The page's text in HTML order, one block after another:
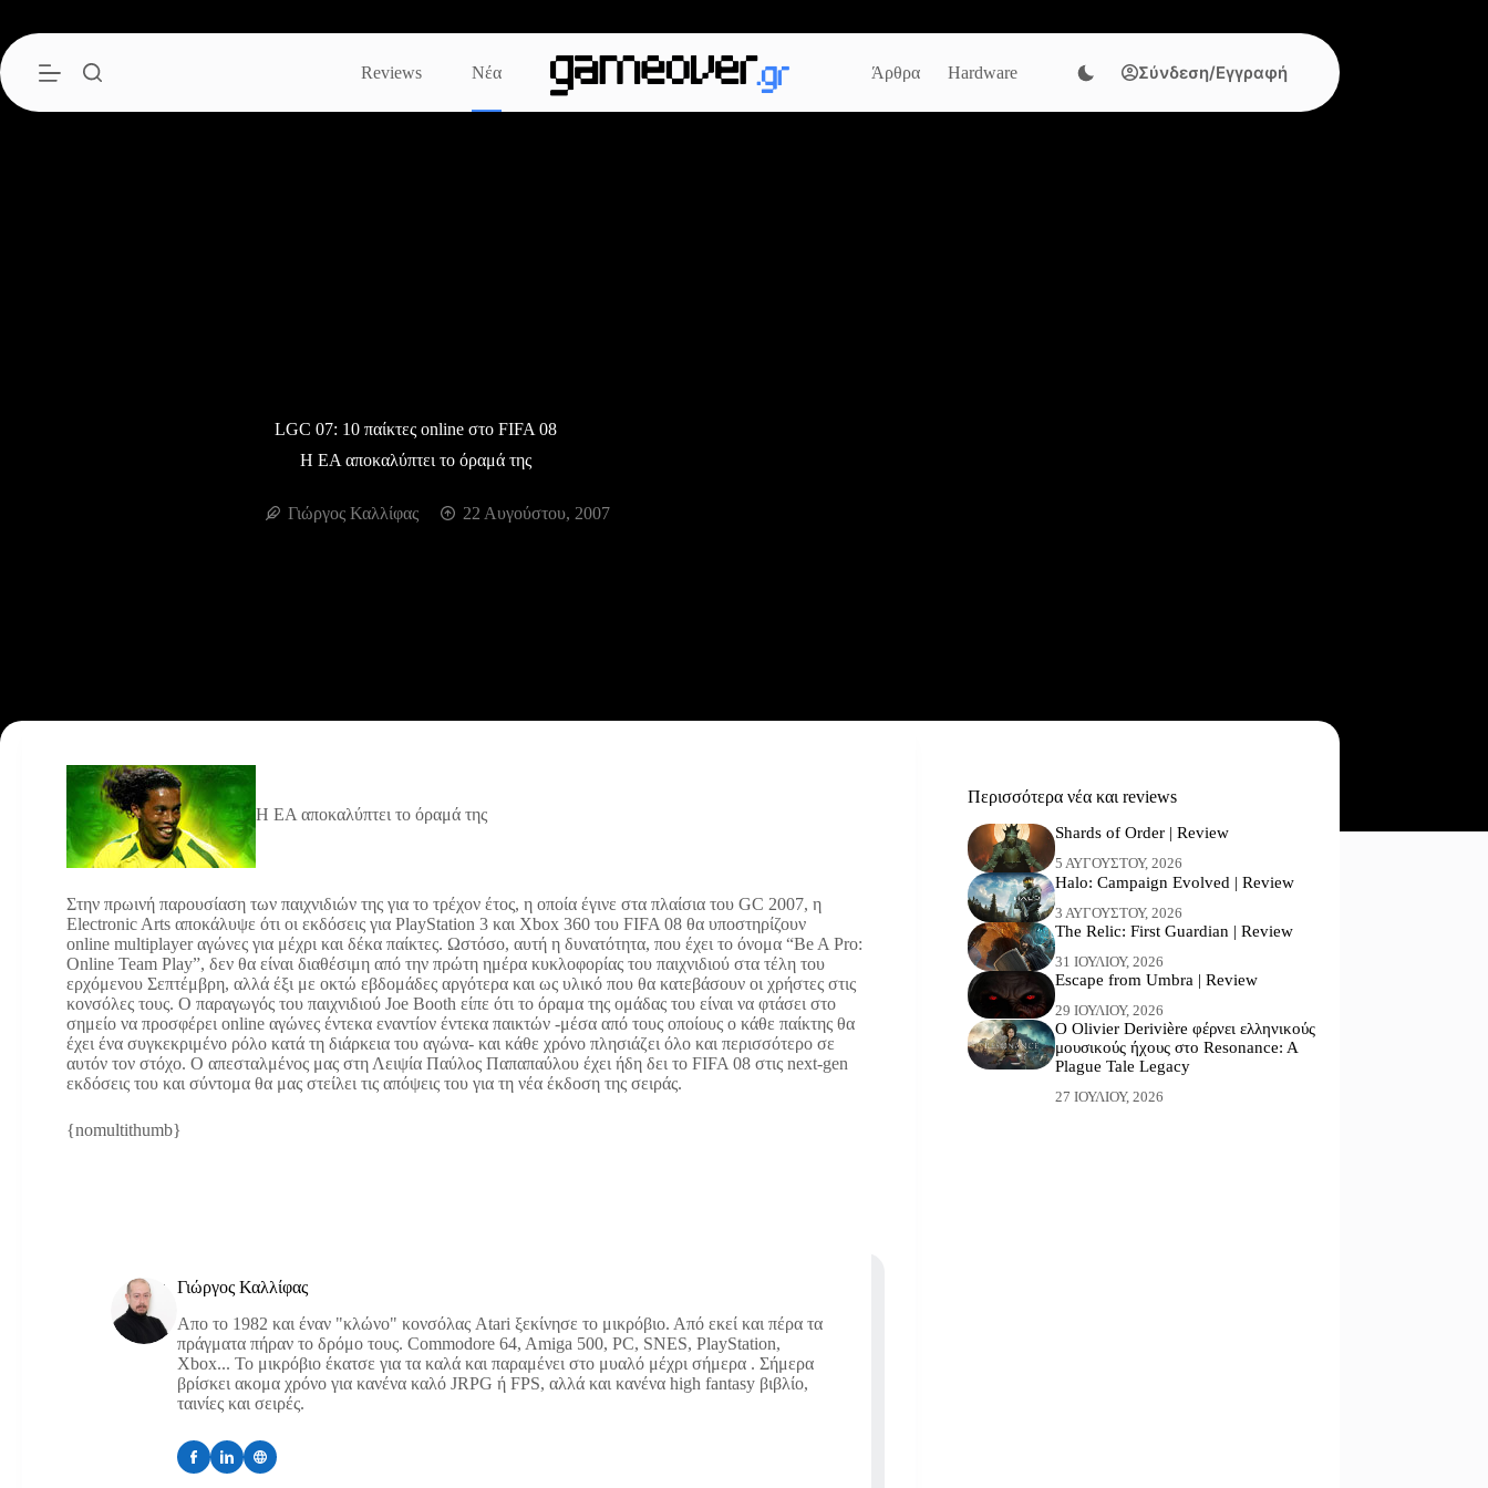
περιεχόμενο
Reviews
Νέα Άρθρα Hardware Σύνδεση/Εγγραφή
LGC 07: 10 παίκτες online στο FIFA 08
H EA αποκαλύπτει το όραμά της
Γιώργος Καλλίφας 22 Αυγούστου, 2007
H EA αποκαλύπτει το όραμά της
Στην πρωινή παρουσίαση των παιχνιδιών της για το τρέχον έτος, η οποία έγινε στα πλαίσια του GC 2007, η
Electronic Arts αποκάλυψε ότι οι εκδόσεις για PlayStation 3 και Xbox 360 του FIFA 08 θα υποστηρίζουν
online multiplayer αγώνες για μέχρι και δέκα παίκτες. Ωστόσο, αυτή η δυνατότητα, που έχει το όνομα “Be A Pro:
Online Team Play”, δεν θα είναι διαθέσιμη από την πρώτη ημέρα κυκλοφορίας του παιχνιδιού στα τέλη του
ερχόμενου Σεπτέμβρη, αλλά έξι με οκτώ εβδομάδες αργότερα και ως υλικό που θα κατεβάσουν οι χρήστες στις
κονσόλες τους. Ο παραγωγός του παιχνιδιού Joe Booth είπε ότι το όραμα της ομάδας του είναι να φτάσει στο
σημείο να προσφέρει online αγώνες έντεκα εναντίον έντεκα παικτών -μέσα από τους οποίους ο κάθε παίκτης θα
έχει ένα συγκεκριμένο ρόλο κατά τη διάρκεια του αγώνα- και κάθε χρόνο πλησιάζει όλο και περισσότερο σε
αυτόν τον στόχο. Ο απεσταλμένος μας στη Λειψία Παύλος Παπαπαύλου έχει ήδη δει το FIFA 08 στις next-gen
εκδόσεις του και σύντομα θα μας στείλει τις απόψεις του για τη νέα έκδοση της σειράς.
{nomultithumb}
Γιώργος Καλλίφας
Απο το 1982 και έναν "κλώνο" κονσόλας Atari ξεκίνησε το μικρόβιο. Από εκεί και πέρα τα
πράγματα πήραν το δρόμο τους. Commodore 64, Amiga 500, PC, SNES, PlayStation,
Xbox... Το μικρόβιο έκατσε για τα καλά και παραμένει στο μυαλό μέχρι σήμερα . Σήμερα
βρίσκει ακομα χρόνο για κανένα καλό JRPG ή FPS, αλλά και κανένα high fantasy βιβλίο,
ταινίες και σειρές.
Περισσότερα νέα και reviews
Shards of Order | Review
5 ΑΥΓΟΎΣΤΟΥ, 2026
Halo: Campaign Evolved | Review
3 ΑΥΓΟΎΣΤΟΥ, 2026
The Relic: First Guardian | Review
31 ΙΟΥΛΊΟΥ, 2026
Escape from Umbra | Review
29 ΙΟΥΛΊΟΥ, 2026
Ο Olivier Derivière φέρνει ελληνικούς
μουσικούς ήχους στο Resonance: A
Plague Tale Legacy
27 ΙΟΥΛΊΟΥ, 2026